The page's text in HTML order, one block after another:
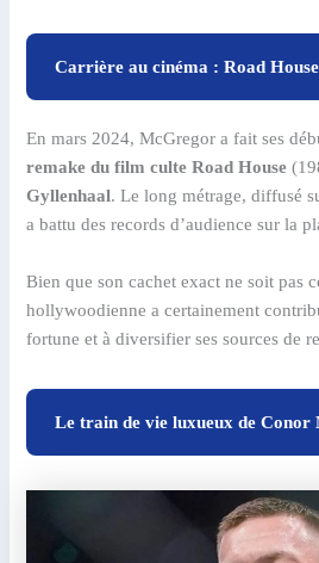
Carrière au cinéma : Road House
En mars 2024, McGregor a fait ses
remake du film culte Road House
Gyllenhaal. Le long métrage, diffusé
a battu des records d’audience sur la
Bien que son cachet exact ne soit pas
hollywoodienne a certainement
fortune et à diversifier ses sources de
Le train de vie luxueux de Conor